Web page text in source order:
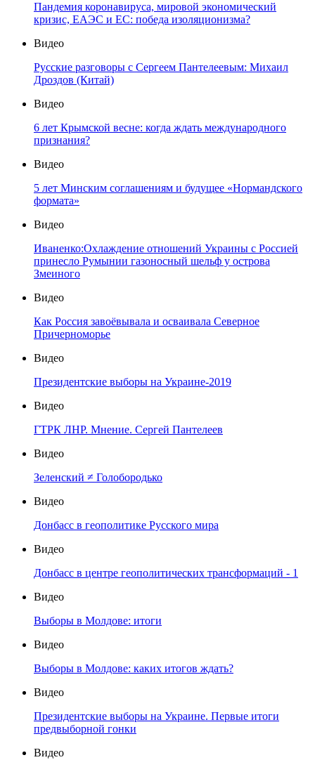
Пандемия коронавируса, мировой экономический
кризис, ЕАЭС и ЕС: победа изоляционизма?
Видео
Русские разговоры с Сергеем Пантелеевым: Михаил
Дроздов (Китай)
Видео
6 лет Крымской весне: когда ждать международного
признания?
Видео
5 лет Минским соглашениям и будущее «Нормандского
формата»
Видео
Иваненко:Охлаждение отношений Украины с Россией
принесло Румынии газоносный шельф у острова
Змеиного
Видео
Как Россия завоёвывала и осваивала Северное
Причерноморье
Видео
Президентские выборы на Украине-2019
Видео
ГТРК ЛНР. Мнение. Сергей Пантелеев
Видео
Зеленский ≠ Голобородько
Видео
Донбасс в геополитике Русского мира
Видео
Донбасс в центре геополитических трансформаций - 1
Видео
Выборы в Молдове: итоги
Видео
Выборы в Молдове: каких итогов ждать?
Видео
Президентские выборы на Украине. Первые итоги
предвыборной гонки
Видео